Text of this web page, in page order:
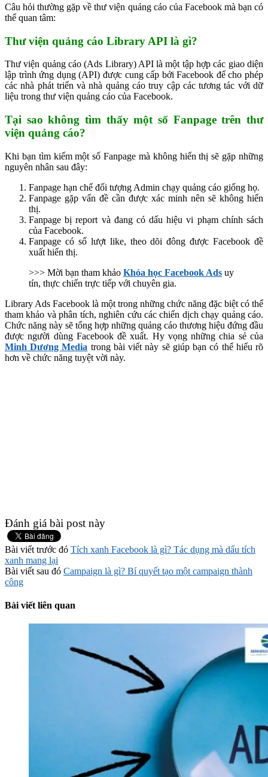
Câu hỏi thường gặp về thư viện quảng cáo của Facebook mà bạn có
thể quan tâm:
Thư viện quảng cáo Library API là gì?
Thư viện quảng cáo (Ads Library) API là một tập hợp các giao diện
lập trình ứng dụng (API) được cung cấp bởi Facebook để cho phép
các nhà phát triển và nhà quảng cáo truy cập các tương tác với dữ
liệu trong thư viện quảng cáo của Facebook.
Tại sao không tìm thấy một số Fanpage trên thư
viện quảng cáo?
Khi bạn tìm kiếm một số Fanpage mà không hiển thị sẽ gặp những
nguyên nhân sau đây:
Fanpage hạn chế đối tượng Admin chạy quảng cáo giống họ.
Fanpage gặp vấn đề cần được xác minh nên sẽ không hiển
thị.
Fanpage bị report và đang có dấu hiệu vi phạm chính sách
của Facebook.
Fanpage có số lượt like, theo dõi đông được Facebook đề
xuất hiển thị.
>>> Mời bạn tham khảo Khóa học Facebook Ads uy
tín, thực chiến trực tiếp với chuyên gia.
Library Ads Facebook là một trong những chức năng đặc biệt có thể
tham khảo và phân tích, nghiên cứu các chiến dịch chạy quảng cáo.
Chức năng này sẽ tổng hợp những quảng cáo thương hiệu đứng đầu
được người dùng Facebook đề xuất. Hy vọng những chia sẻ của
Minh Dương Media trong bài viết này sẽ giúp bạn có thể hiểu rõ
hơn về chức năng tuyệt vời này.
Đánh giá bài post này
Bài viết trước đó Tích xanh Facebook là gì? Tác dụng mà dấu tích
xanh mang lại
Bài viết sau đó Campaign là gì? Bí quyết tạo một campaign thành
công
Bài viết liên quan